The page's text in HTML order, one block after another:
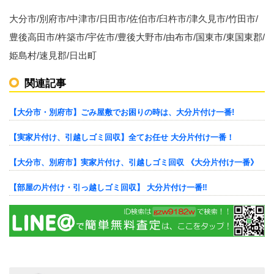
大分市/別府市/中津市/日田市/佐伯市/臼杵市/津久見市/竹田市/
豊後高田市/杵築市/宇佐市/豊後大野市/由布市/国東市/東国東郡/
姫島村/速見郡/日出町
関連記事
【大分市・別府市】ごみ屋敷でお困りの時は、大分片付け一番!
【実家片付け、引越しゴミ回収】全てお任せ 大分片付け一番！
【大分市、別府市】実家片付け、引越しゴミ回収 《大分片付け一番》
【部屋の片付け・引っ越しゴミ回収】 大分片付け一番‼︎